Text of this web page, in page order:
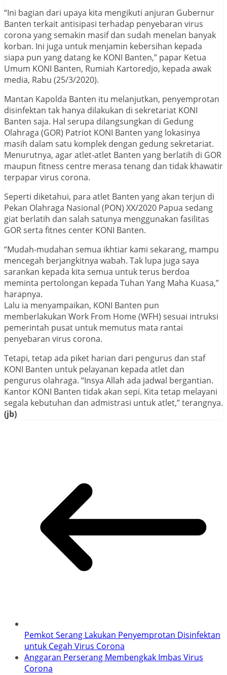
“Ini bagian dari upaya kita mengikuti anjuran Gubernur
Banten terkait antisipasi terhadap penyebaran virus
corona yang semakin masif dan sudah menelan banyak
korban. Ini juga untuk menjamin kebersihan kepada
siapa pun yang datang ke KONI Banten,” papar Ketua
Umum KONI Banten, Rumiah Kartoredjo, kepada awak
media, Rabu (25/3/2020).
Mantan Kapolda Banten itu melanjutkan, penyemprotan
disinfektan tak hanya dilakukan di sekretariat KONI
Banten saja. Hal serupa dilangsungkan di Gedung
Olahraga (GOR) Patriot KONI Banten yang lokasinya
masih dalam satu komplek dengan gedung sekretariat.
Menurutnya, agar atlet-atlet Banten yang berlatih di GOR
maupun fitness centre merasa tenang dan tidak khawatir
terpapar virus corona.
Seperti diketahui, para atlet Banten yang akan terjun di
Pekan Olahraga Nasional (PON) XX/2020 Papua sedang
giat berlatih dan salah satunya menggunakan fasilitas
GOR serta fitnes center KONI Banten.
“Mudah-mudahan semua ikhtiar kami sekarang, mampu
mencegah berjangkitnya wabah. Tak lupa juga saya
sarankan kepada kita semua untuk terus berdoa
meminta pertolongan kepada Tuhan Yang Maha Kuasa,”
harapnya.
Lalu ia menyampaikan, KONI Banten pun
memberlakukan Work From Home (WFH) sesuai intruksi
pemerintah pusat untuk memutus mata rantai
penyebaran virus corona.
Tetapi, tetap ada piket harian dari pengurus dan staf
KONI Banten untuk pelayanan kepada atlet dan
pengurus olahraga. “Insya Allah ada jadwal bergantian.
Kantor KONI Banten tidak akan sepi. Kita tetap melayani
segala kebutuhan dan admistrasi untuk atlet,” terangnya.
(jb)
Pemkot Serang Lakukan Penyemprotan Disinfektan
untuk Cegah Virus Corona
Anggaran Perserang Membengkak Imbas Virus
Corona